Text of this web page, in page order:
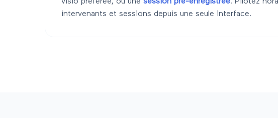
intervenants et sessions depuis une seule interface.